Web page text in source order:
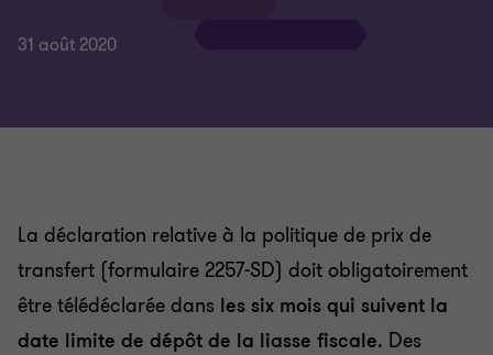
31 août 2020
La déclaration relative à la politique de prix de
transfert (formulaire 2257-SD) doit obligatoirement
être télédéclarée dans les six mois qui suivent la
date limite de dépôt de la liasse fiscale. Des